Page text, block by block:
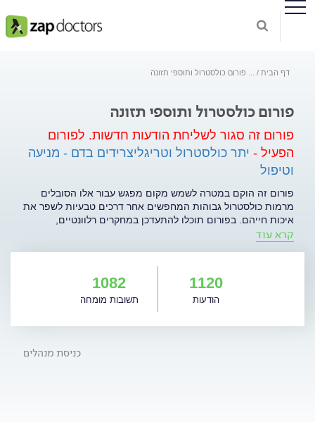
דף הבית פורום כולסטרול ותוספי תזונה
פורום כולסטרול ותוספי תזונה
פורום זה סגור לשליחת הודעות חדשות. לפורום
הפעיל - יתר כולסטרול וטריגליצרידים בדם - מניעה
וטיפול
פורום זה הוקם במטרה לשמש מקום מפגש עבור אלו הסובלים
מרמות כולסטרול גבוהות המחפשים אחר דרכים טבעיות לשפר את
איכות חייהם. בפורום תוכלו להתעדכן במחקרים רלוונטיים,
בטיפים, מתכונים ולקבל ייעוץ מקצועי בנוגע לשימוש בתוספי תזונה
שלכם הקשורים לתחום הכולסטרול. המידע בפורום פורש בפני
הגולשים את מגוון האפשריות שמציעה חברת סולגאר. לפרטים
קרא עוד
1120
הודעות
1082
תשובות מומחה
כניסת מנהלים